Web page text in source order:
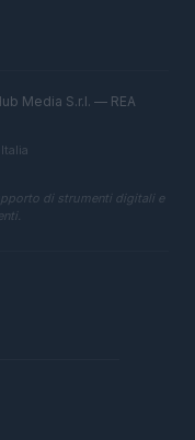
Media S.r.l. — REA
di strumenti digitali e